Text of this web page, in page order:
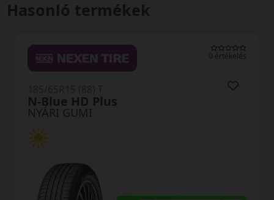
Hasonló termékek
0 értékelés
NYÁRI GUMI
ES31 Ecowing